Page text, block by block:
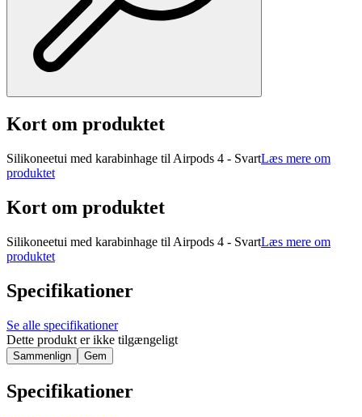
Kort om produktet
Silikoneetui med karabinhage til Airpods 4 - SvartLæs mere om
produktet
Kort om produktet
Silikoneetui med karabinhage til Airpods 4 - SvartLæs mere om
produktet
Specifikationer
Se alle specifikationer
Dette produkt er ikke tilgængeligt
Sammenlign Gem
Specifikationer